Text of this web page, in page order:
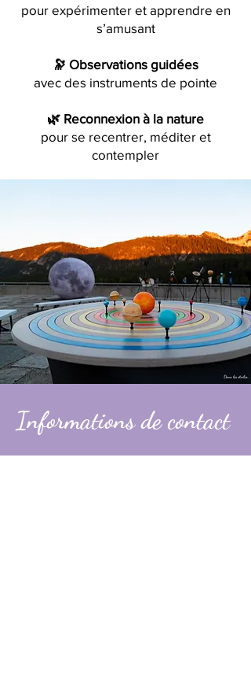
pour expérimenter et apprendre en
s’amusant
🔭 Observations guidées
avec des instruments de pointe
🌿 Reconnexion à la nature
pour se recentrer, méditer et
contempler
Informations de contact